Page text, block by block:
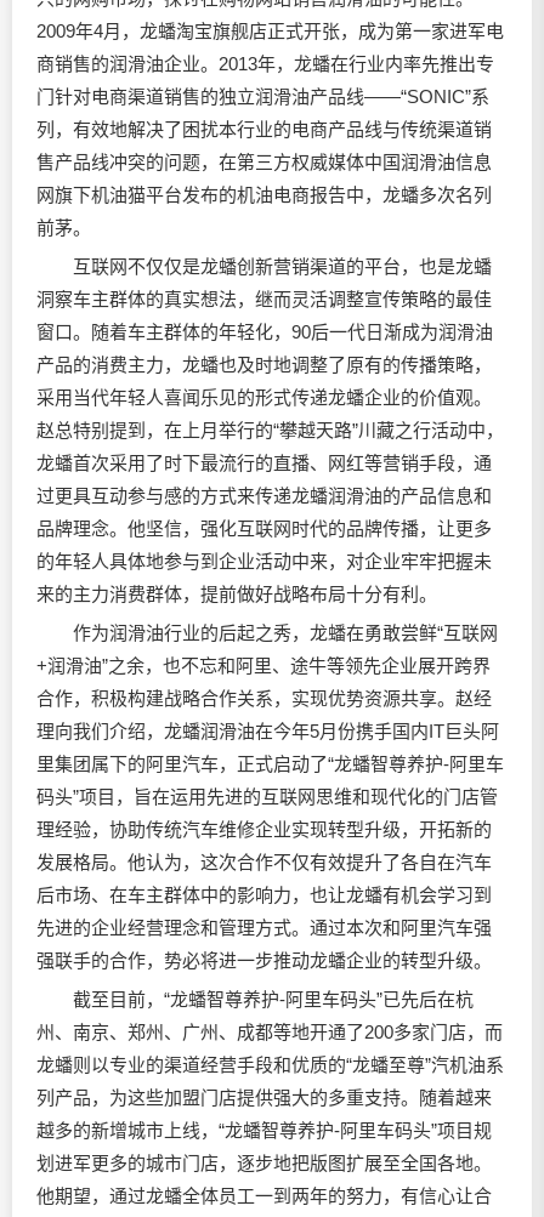
2009年4月，龙蟠淘宝旗舰店正式开张，成为第一家进军电
商销售的润滑油企业。2013年，龙蟠在行业内率先推出专
门针对电商渠道销售的独立润滑油产品线——“SONIC”系
列，有效地解决了困扰本行业的电商产品线与传统渠道销
售产品线冲突的问题，在第三方权威媒体中国润滑油信息
网旗下机油猫平台发布的机油电商报告中，龙蟠多次名列
前茅。
互联网不仅仅是龙蟠创新营销渠道的平台，也是龙蟠
洞察车主群体的真实想法，继而灵活调整宣传策略的最佳
窗口。随着车主群体的年轻化，90后一代日渐成为润滑油
产品的消费主力，龙蟠也及时地调整了原有的传播策略，
采用当代年轻人喜闻乐见的形式传递龙蟠企业的价值观。
赵总特别提到，在上月举行的“攀越天路”川藏之行活动中，
龙蟠首次采用了时下最流行的直播、网红等营销手段，通
过更具互动参与感的方式来传递龙蟠润滑油的产品信息和
品牌理念。他坚信，强化互联网时代的品牌传播，让更多
的年轻人具体地参与到企业活动中来，对企业牢牢把握未
来的主力消费群体，提前做好战略布局十分有利。
作为润滑油行业的后起之秀，龙蟠在勇敢尝鲜“互联网
+润滑油”之余，也不忘和阿里、途牛等领先企业展开跨界
合作，积极构建战略合作关系，实现优势资源共享。赵经
理向我们介绍，龙蟠润滑油在今年5月份携手国内IT巨头阿
里集团属下的阿里汽车，正式启动了“龙蟠智尊养护-阿里车
码头”项目，旨在运用先进的互联网思维和现代化的门店管
理经验，协助传统汽车维修企业实现转型升级，开拓新的
发展格局。他认为，这次合作不仅有效提升了各自在汽车
后市场、在车主群体中的影响力，也让龙蟠有机会学习到
先进的企业经营理念和管理方式。通过本次和阿里汽车强
强联手的合作，势必将进一步推动龙蟠企业的转型升级。
截至目前，“龙蟠智尊养护-阿里车码头”已先后在杭
州、南京、郑州、广州、成都等地开通了200多家门店，而
龙蟠则以专业的渠道经营手段和优质的“龙蟠至尊”汽机油系
列产品，为这些加盟门店提供强大的多重支持。随着越来
越多的新增城市上线，“龙蟠智尊养护-阿里车码头”项目规
划进军更多的城市门店，逐步地把版图扩展至全国各地。
他期望，通过龙蟠全体员工一到两年的努力，有信心让合